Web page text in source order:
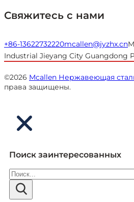
Свяжитесь с нами
+86-13622732220mcallen@jyzhx.cn
Industrial Jieyang City Guangdong
©2026 Mcallen Нержавеющая
права защищены.
Поиск заинтересованных
Поиск